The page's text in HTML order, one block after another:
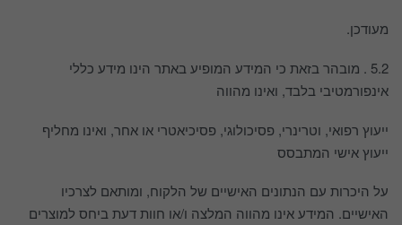
מעודכן.
5.2 . מובהר בזאת כי המידע המופיע באתר הינו מידע כללי
אינפורמטיבי בלבד, ואינו מהווה
ייעוץ רפואי, וטרינרי, פסיכולוגי, פסיכיאטרי או אחר, ואינו מחליף
ייעוץ אישי המתבסס
על היכרות עם הנתונים האישיים של הלקוח, ומותאם לצרכיו
האישיים. המידע אינו מהווה המלצה ו/או חוות דעת ביחס למוצרים